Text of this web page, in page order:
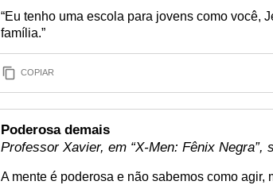
“Eu tenho uma escola para jovens como você,
família.”
COPIAR
Poderosa demais
Professor Xavier, em “X-Men: Fênix Negra”,
A mente é poderosa e não sabemos como agir,